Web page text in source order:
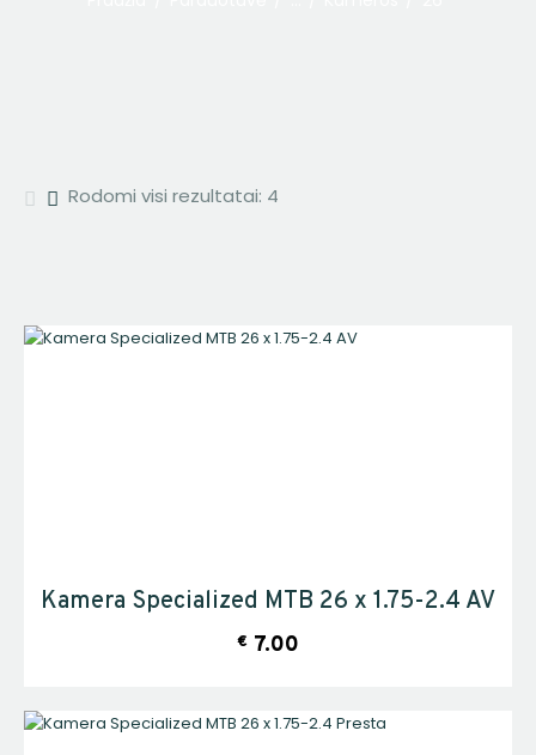
Rodomi visi rezultatai: 4
Kamera Specialized MTB 26 x 1.75-2.4 AV
€ 7.00